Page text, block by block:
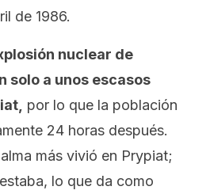
de 1986.
nuclear de
solo a unos escasos
por lo que la población
24 horas después.
más vivió en Prypiat;
lo que da como